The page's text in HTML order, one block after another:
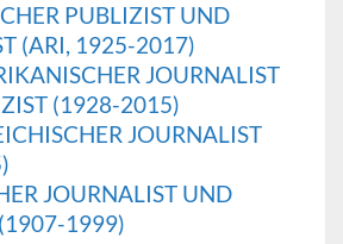
PUBLIZIST UND
(ARI, 1925-2017)
JOURNALIST
(1928-2015)
JOURNALIST
JOURNALIST UND
1999)